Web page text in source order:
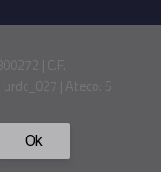
| C.F.
urdc_027 | Ateco: S
Ok